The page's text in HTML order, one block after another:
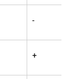
-
+